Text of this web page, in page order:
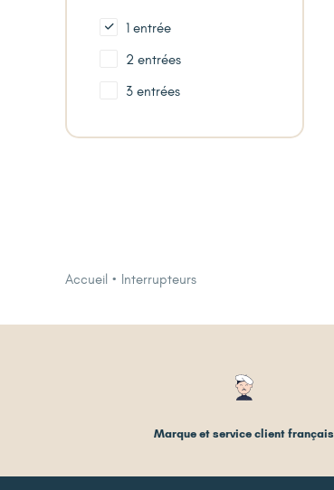
1 entrée
2 entrées
3 entrées
Accueil Interrupteurs
Marque et service client français